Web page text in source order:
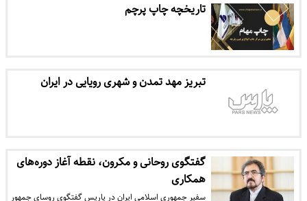
تاریخچه چاپ پرچم
تبریز مهد تمدن و شهری رویایی در ایران
گفتگوی روحانی و مکرون، نقطه آغاز دوره‌های
همکاری
سفیر جمهوری اسلامی ایران در پاریس گفتگوی روسای جمهور